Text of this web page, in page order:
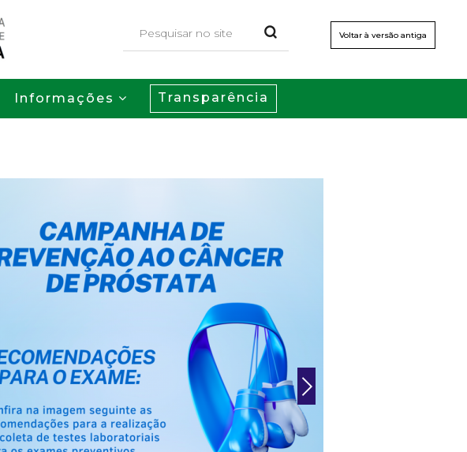
Voltar à versão antiga
Informações Transparência